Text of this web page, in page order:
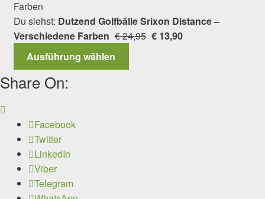
Du siehst: Dutzend Golfbälle Srixon Distance –
Verschiedene Farben €24,95 Ursprünglicher
€13,90Aktueller
Ausführung wählen
Share On:
Facebook
Twitter
LinkedIn
Viber
Telegram